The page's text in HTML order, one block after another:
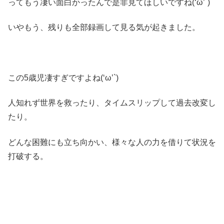
ってもう凄い面白かったんで是非見てほしいですね(‘ω’`)
いやもう、残りも全部録画して見る気が起きました。
この5歳児凄すぎですよね(‘ω’`)
人知れず世界を救ったり、タイムスリップして過去改変し
たり。
どんな困難にも立ち向かい、様々な人の力を借りて状況を
打破する。